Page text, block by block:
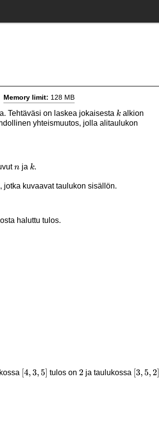
Memory limit: 128 MB
Tehtäväsi on laskea jokaisesta k
k alkion
yhteismuutos, jolla alitaulukon
n
nja k
k.
, jotka kuvaavat taulukon sisällön.
haluttu tulos.
[4,3,5]
[4, 3, 5] tulos on 2
2 ja taulukossa [3,5,2]
[3, 5, 2]